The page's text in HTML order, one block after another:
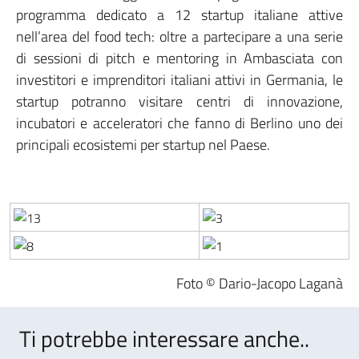
programma dedicato a 12 startup italiane attive
nell’area del food tech: oltre a partecipare a una serie
di sessioni di pitch e mentoring in Ambasciata con
investitori e imprenditori italiani attivi in Germania, le
startup potranno visitare centri di innovazione,
incubatori e acceleratori che fanno di Berlino uno dei
principali ecosistemi per startup nel Paese.
Foto © Dario-Jacopo Laganà
Ti potrebbe interessare anche..